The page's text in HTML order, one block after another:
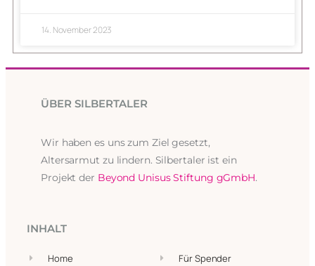
14. November 2023
ÜBER SILBERTALER
Wir haben es uns zum Ziel gesetzt,
Altersarmut zu lindern. Silbertaler ist ein
Projekt der Beyond Unisus Stiftung gGmbH.
INHALT
Home
Für Spender